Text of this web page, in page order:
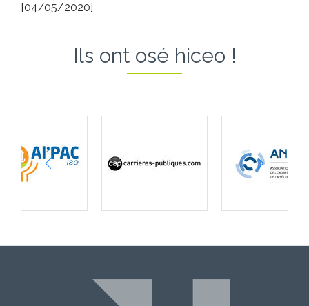
[04/05/2020]
Ils ont osé hiceo !